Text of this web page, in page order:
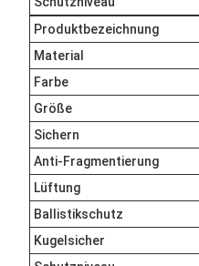
Produktbezeichnung
Material
Farbe
Größe
Sichern
Anti-Fragmentierung
Lüftung
Ballistikschutz
Kugelsicher